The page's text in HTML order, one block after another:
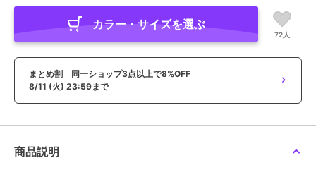
カラー・サイズを選ぶ
72人
まとめ割 同一ショップ3点以上で8%OFF
8/11 (火) 23:59まで
商品説明